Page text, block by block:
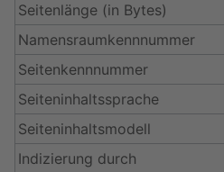
Seitenlänge (in Bytes)
Namensraumkennnummer
Seitenkennnummer
Seiteninhaltssprache
Seiteninhaltsmodell
Indizierung durch